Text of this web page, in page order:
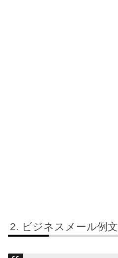
ビジネスメール例文